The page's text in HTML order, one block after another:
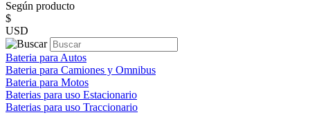
Según producto
$
USD
Bateria para Autos
Bateria para Camiones y Omnibus
Bateria para Motos
Baterias para uso Estacionario
Baterias para uso Traccionario